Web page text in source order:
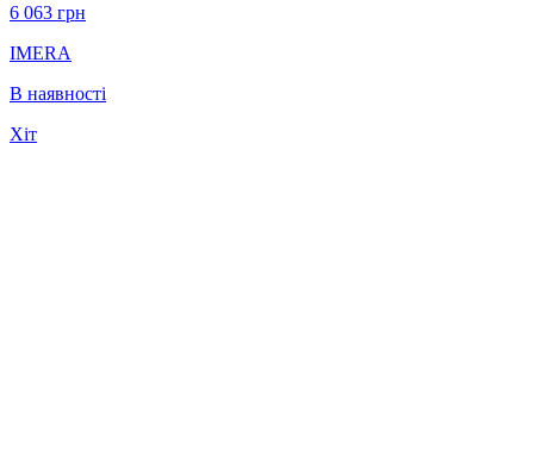
6 063 грн
IMERA
В наявності
Хіт